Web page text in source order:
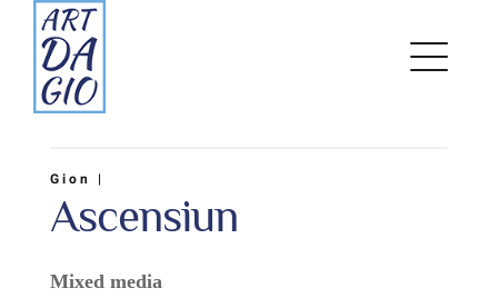
Inhalt
springen
Gion |
Ascensiun
Mixed media